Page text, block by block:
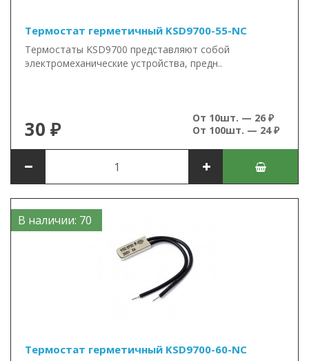
Термостат герметичный KSD9700-55-NC
Термостаты KSD9700 представляют собой
электромеханические устройства, предн..
30 ₽
От 10шт. — 26 ₽
От 100шт. — 24 ₽
В наличии: 70
Термостат герметичный KSD9700-60-NC